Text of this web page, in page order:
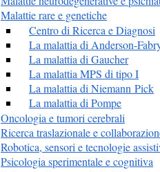
Malattie rare e genetiche
Centro di Ricerca e Diagnosi
La malattia di Anderson-
La malattia di Gaucher
La malattia MPS di tipo I
La malattia di Niemann Pick
La malattia di Pompe
Oncologia e tumori cerebrali
Ricerca traslazionale e
Robotica, sensori e tecnologie
Psicologia sperimentale e cognitiva